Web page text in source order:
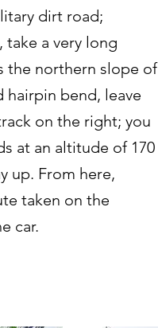
dirt road;
a very long
the northern slope of
hairpin bend, leave
on the right; you
at an altitude of 170
up. From here,
taken on the
car.